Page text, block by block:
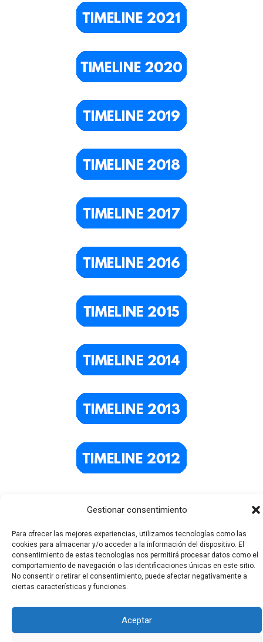
Gestionar consentimiento
Para ofrecer las mejores experiencias, utilizamos tecnologías como las
cookies para almacenar y/o acceder a la información del dispositivo. El
consentimiento de estas tecnologías nos permitirá procesar datos como el
comportamiento de navegación o las identificaciones únicas en este sitio.
No consentir o retirar el consentimiento, puede afectar negativamente a
ciertas características y funciones.
Aceptar
Todos los derechos © 2026 El Funerario Digital | Funciona